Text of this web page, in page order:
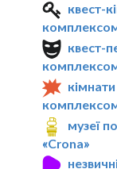
квест-
квест-
музеї
«Crona»